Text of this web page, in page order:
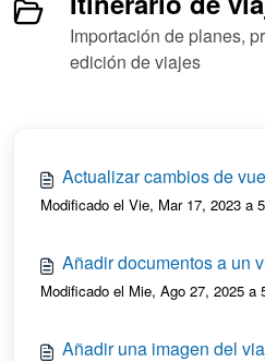
Importación de planes,
edición de viajes
Actualizar cambios de
Modificado el Vie, Mar 17, 2023 a
Añadir documentos a un
Modificado el Mie, Ago 27, 2025 a
Añadir una imagen del